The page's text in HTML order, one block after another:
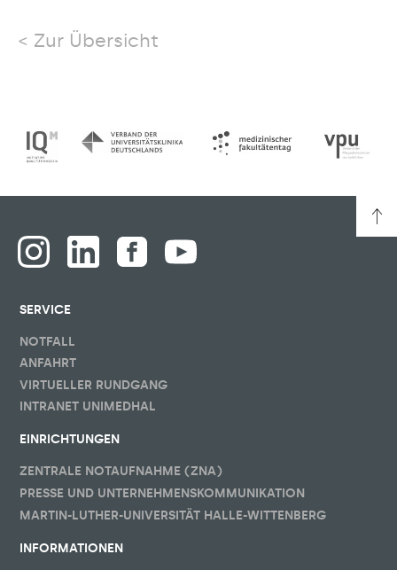
Zur Übersicht
SERVICE
NOTFALL
ANFAHRT
VIRTUELLER RUNDGANG
INTRANET UNIMEDHAL
EINRICHTUNGEN
ZENTRALE NOTAUFNAHME (ZNA)
PRESSE UND UNTERNEHMENSKOMMUNIKATION
MARTIN-LUTHER-UNIVERSITÄT HALLE-WITTENBERG
INFORMATIONEN